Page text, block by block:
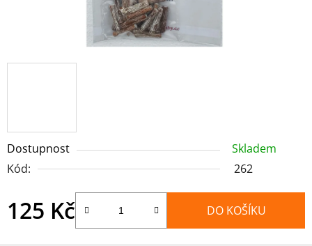
Dostupnost
Skladem
Kód:
262
125 Kč DO KOŠÍKU